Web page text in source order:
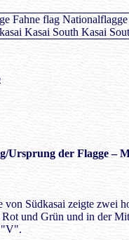
/Ursprung der Flagge –
von Südkasai zeigte zwei
und Grün und in der
"V".